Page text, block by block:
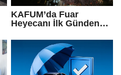
KAFUM’da Fuar
Heyecanı İlk Günden